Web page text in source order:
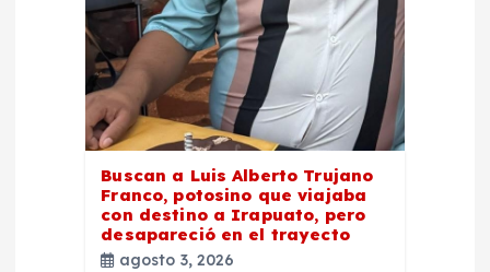
Buscan a Luis Alberto Trujano
Franco, potosino que viajaba
con destino a Irapuato, pero
desapareció en el trayecto
agosto 3, 2026